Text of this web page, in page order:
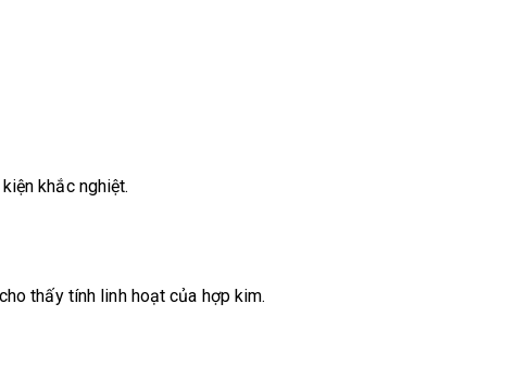
khắc nghiệt.
thấy tính linh hoạt của hợp kim.